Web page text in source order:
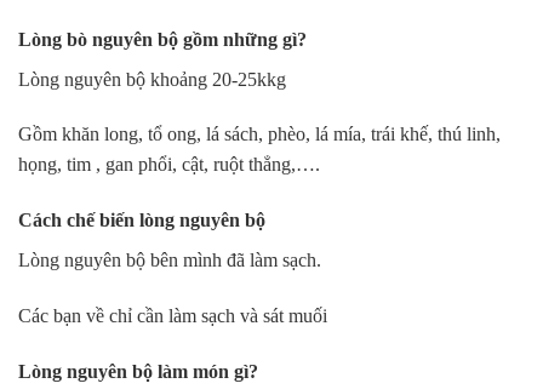
Lòng bò nguyên bộ gồm những gì?
Lòng nguyên bộ khoảng 20-25kkg
Gồm khăn long, tổ ong, lá sách, phèo, lá mía, trái khế, thú linh,
họng, tim , gan phổi, cật, ruột thẳng,….
Cách chế biến lòng nguyên bộ
Lòng nguyên bộ bên mình đã làm sạch.
Các bạn về chỉ cần làm sạch và sát muối
Lòng nguyên bộ làm món gì?